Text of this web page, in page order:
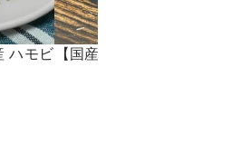
ハモビ
【国産 無添加】兵庫産 ハモ